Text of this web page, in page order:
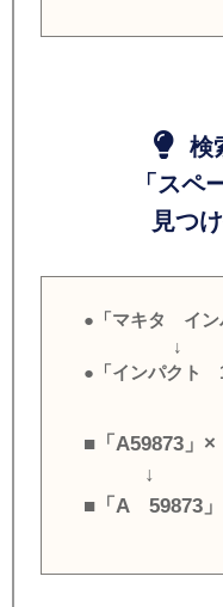
検
「スペ
見つけ
●「マキタ イン
↓
●「インパクト
■「A59873」×
↓
■「A 59873」